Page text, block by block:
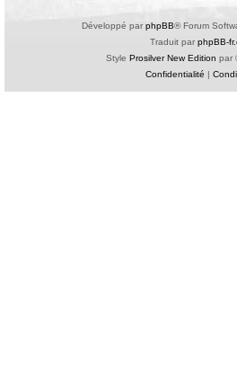
Développé par phpBB® Forum
Traduit par phpBB-
Style Prosilver New Edition par
Confidentialité |